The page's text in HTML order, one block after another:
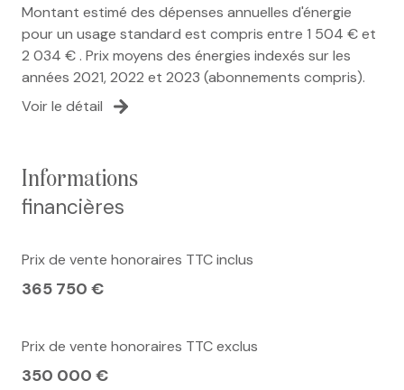
Montant estimé des dépenses annuelles d'énergie
pour un usage standard est compris entre 1 504 € et
2 034 € . Prix moyens des énergies indexés sur les
années 2021, 2022 et 2023 (abonnements compris).
Voir le détail
informations
financières
Prix de vente honoraires TTC inclus
365 750 €
Prix de vente honoraires TTC exclus
350 000 €